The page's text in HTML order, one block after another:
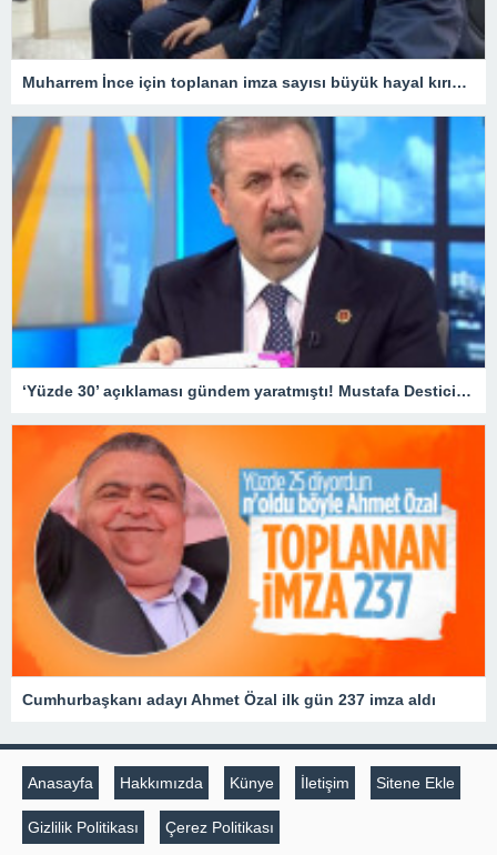
Muharrem İnce için toplanan imza sayısı büyük hayal kırıklığı yarattı
‘Yüzde 30’ açıklaması gündem yaratmıştı! Mustafa Destici’den BBP’nin oy oranıyla ilgili yeni açıklama
Cumhurbaşkanı adayı Ahmet Özal ilk gün 237 imza aldı
Anasayfa Hakkımızda Künye İletişim Sitene Ekle
Gizlilik Politikası Çerez Politikası